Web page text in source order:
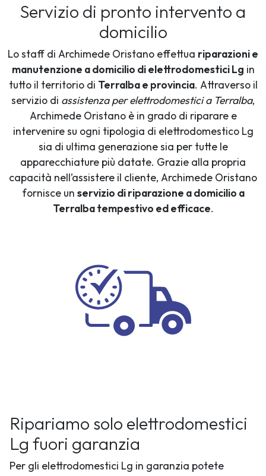
Servizio di pronto intervento a
domicilio
Lo staff di Archimede Oristano effettua riparazioni e
manutenzione a domicilio di elettrodomestici Lg in
tutto il territorio di Terralba e provincia. Attraverso il
servizio di assistenza per elettrodomestici a Terralba,
Archimede Oristano è in grado di riparare e
intervenire su ogni tipologia di elettrodomestico Lg
sia di ultima generazione sia per tutte le
apparecchiature più datate. Grazie alla propria
capacità nell’assistere il cliente, Archimede Oristano
fornisce un servizio di riparazione a domicilio a
Terralba tempestivo ed efficace.
Ripariamo solo elettrodomestici
Lg fuori garanzia
Per gli elettrodomestici Lg in garanzia potete